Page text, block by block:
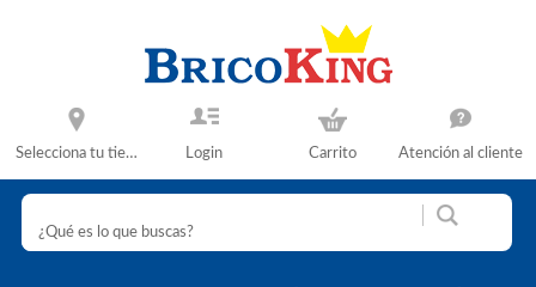
Selecciona tu tienda Login Carrito Atención al cliente